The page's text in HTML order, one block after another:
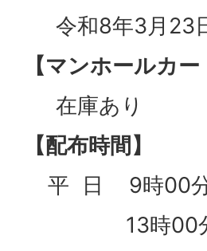
令和8年3月23
【マンホールカー
在庫あり
【配布時間】
平 日 9時00
13時00分か